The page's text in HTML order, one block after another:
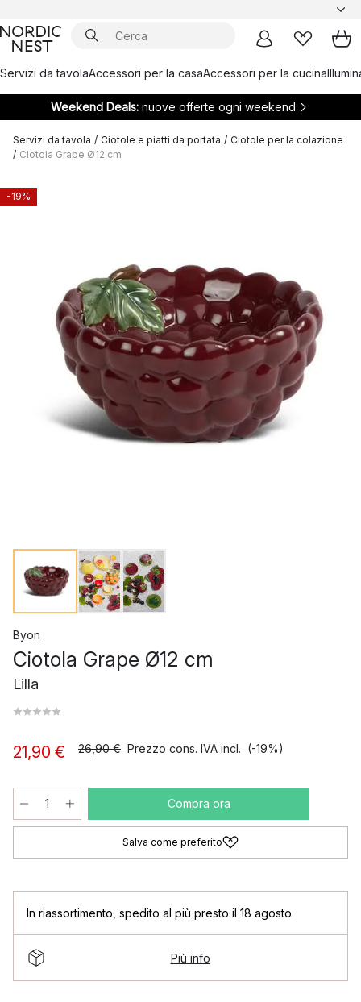
Servizi da tavolaAccessori per la casaAccessori per la cucina
Weekend Deals: nuove offerte ogni weekend
Servizi da tavola / Ciotole e piatti da portata / Ciotole per la colazione
/ Ciotola Grape Ø12 cm
-19%
Byon
Ciotola Grape Ø12 cm
Lilla
21,90 € 26,90 € Prezzo cons. IVA incl. (-19%)
Compra ora
Salva come preferito
In riassortimento spedito al più presto il 18 agosto
Più info